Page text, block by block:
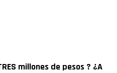
millones de pesos ? ¿A